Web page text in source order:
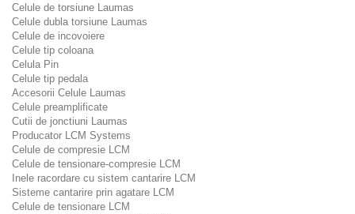
Celule de torsiune Laumas
Celule dubla torsiune Laumas
Celule de incovoiere
Celule tip coloana
Celula Pin
Celule tip pedala
Accesorii Celule Laumas
Celule preamplificate
Cutii de jonctiuni Laumas
Producator LCM Systems
Celule de compresie LCM
Celule de tensionare-compresie LCM
Inele racordare cu sistem cantarire LCM
Sisteme cantarire prin agatare LCM
Celule de tensionare LCM